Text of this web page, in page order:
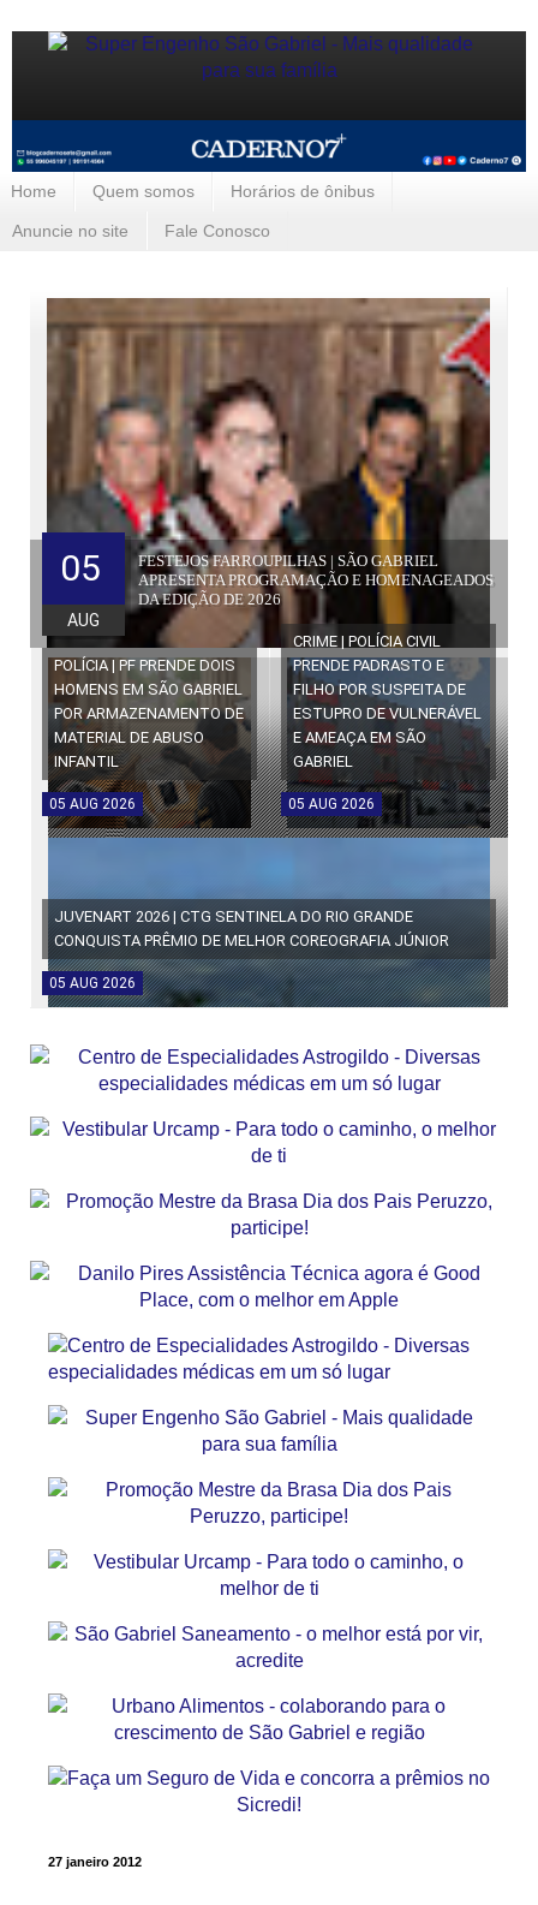
Home Quem somos Horários de ônibus
Anuncie no site Fale Conosco
FESTEJOS FARROUPILHAS | SÃO GABRIEL
APRESENTA PROGRAMAÇÃO E HOMENAGEADOS
DA EDIÇÃO DE 2026
05
AUG
POLÍCIA | PF PRENDE DOIS
HOMENS EM SÃO GABRIEL
POR ARMAZENAMENTO DE
MATERIAL DE ABUSO
INFANTIL
05 AUG 2026
CRIME | POLÍCIA CIVIL
PRENDE PADRASTO E
FILHO POR SUSPEITA DE
ESTUPRO DE VULNERÁVEL
E AMEAÇA EM SÃO
GABRIEL
05 AUG 2026
JUVENART 2026 | CTG SENTINELA DO RIO GRANDE
CONQUISTA PRÊMIO DE MELHOR COREOGRAFIA JÚNIOR
05 AUG 2026
27 janeiro 2012